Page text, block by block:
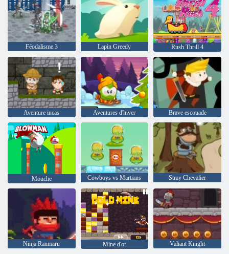
Féodalisme 3 Lapin Greedy Rush Thrill 4
Aventure incas Aventures d'hiver Brave escouade
Mouche Cowboys vs Martians Stray Chevalier
Ninja Ranmaru Mine d'or Valiant Knight